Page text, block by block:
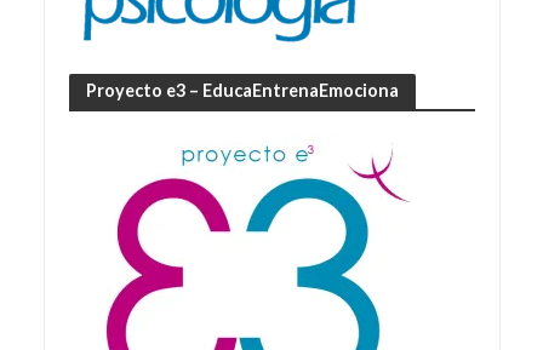
Proyecto e3 – EducaEntrenaEmociona